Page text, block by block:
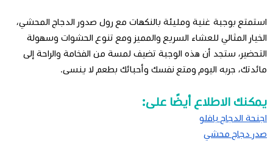
استمتع بوجبة غنية ومليئة بالنكهات مع رول صدور الدجاج المحشي،
الخيار المثالي للعشاء السريع والمميز ومع تنوع الحشوات وسهولة
التحضير، ستجد أن هذه الوجبة تضيف لمسة من الفخامة والراحة إلى
مائدتك، جربه اليوم ومتع نفسك وأحبائك بطعم لا ينسى.
يمكنك الاطلاع أيضًا على:
اجنحة الدجاج بافلو
صدر دجاج محشي